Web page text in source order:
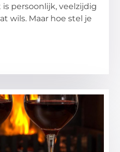
persoonlijk, veelzijdig
wils. Maar hoe stel je